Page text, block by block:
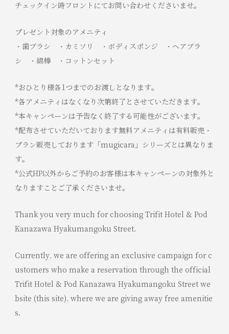
チェックイン時フロントにてお問い合わせくださいませ。
プレゼント対象のアメニティ
・歯ブラシ ・カミソリ ・ボディスポンジ ・ヘアブラ
シ ・綿棒 ・コットンセット
*おひとり様各1つまでのお渡しとなります。
*各アメニティはなくなり次第終了とさせていただきます。
*本キャンペーンは予告なく終了する可能性がございます。
*配布させていただいております無料アメニティは有料販売・
プラン販売しております「mugicara」シリーズとは異なりま
す。
*公式HP以外からご予約のお客様は本キャンペーンの対象外と
なりますことご了承くださいませ。
Thank you very much for choosing Trifit Hotel & Pod
Kanazawa Hyakumangoku Street.
Currently, we are offering an exclusive campaign for c
ustomers who make a reservation through the official
Trifit Hotel & Pod Kanazawa Hyakumangoku Street we
bsite (this site), where we are giving away free amenitie
s.